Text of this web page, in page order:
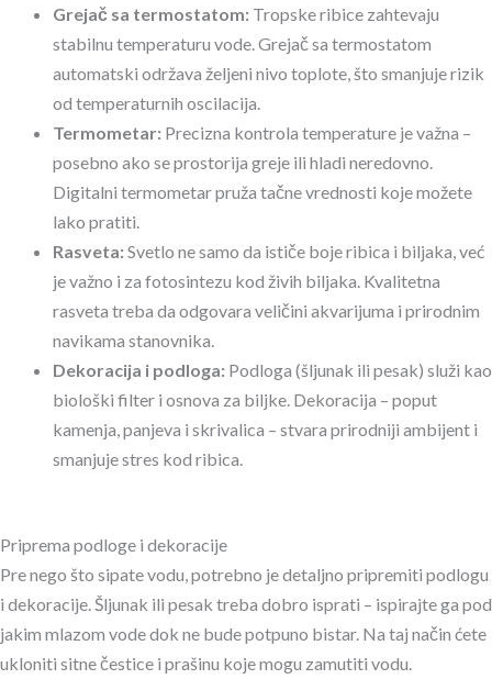
Grejač sa termostatom: Tropske ribice zahtevaju
stabilnu temperaturu vode. Grejač sa termostatom
automatski održava željeni nivo toplote, što smanjuje rizik
od temperaturnih oscilacija.
Termometar: Precizna kontrola temperature je važna –
posebno ako se prostorija greje ili hladi neredovno.
Digitalni termometar pruža tačne vrednosti koje možete
lako pratiti.
Rasveta: Svetlo ne samo da ističe boje ribica i biljaka, već
je važno i za fotosintezu kod živih biljaka. Kvalitetna
rasveta treba da odgovara veličini akvarijuma i prirodnim
navikama stanovnika.
Dekoracija i podloga: Podloga (šljunak ili pesak) služi kao
biološki filter i osnova za biljke. Dekoracija – poput
kamenja, panjeva i skrivalica – stvara prirodniji ambijent i
smanjuje stres kod ribica.
Priprema podloge i dekoracije
Pre nego što sipate vodu, potrebno je detaljno pripremiti podlogu
i dekoracije. Šljunak ili pesak treba dobro isprati – ispirajte ga pod
jakim mlazom vode dok ne bude potpuno bistar. Na taj način ćete
ukloniti sitne čestice i prašinu koje mogu zamutiti vodu.